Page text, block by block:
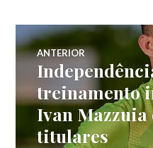
ANTERIOR
treinamento
Ivan
titulares